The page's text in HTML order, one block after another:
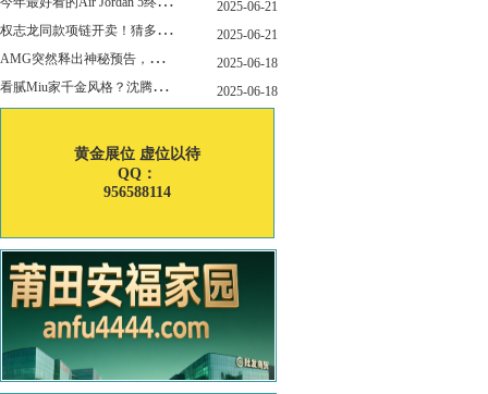
2025-06-21
权
志龙同款项链开卖！猜多少钱？ 2025-06-21
A
MG突然释出神秘预告，新电动超跑要来了？ 2025-06-18
看
腻Miu家千金风格？沈腾的Miu系老干部更适合男生朋友！ 2025-06-18
黄金展位 虚位以待
QQ：
956588114